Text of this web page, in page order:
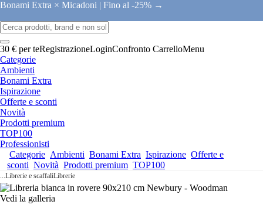
Bonami Extra × Micadoni | Fino al -25% →
30 € per teRegistrazioneLoginConfronto CarrelloMenu
Categorie
Ambienti
Bonami Extra
Ispirazione
Offerte e sconti
Novità
Prodotti premium
TOP100
Professionisti
Categorie Ambienti Bonami Extra Ispirazione Offerte e
sconti Novità Prodotti premium TOP100
...Librerie e scaffaliLibrerie
Vedi la galleria